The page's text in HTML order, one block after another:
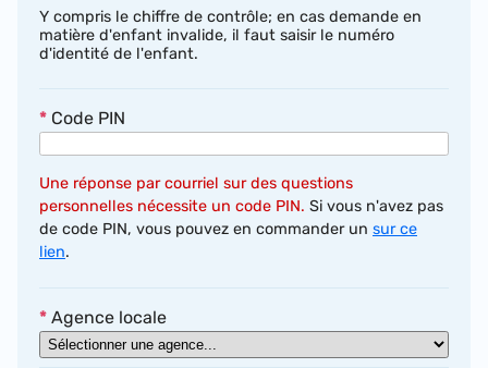
Y compris le chiffre de contrôle; en cas demande en
matière d'enfant invalide, il faut saisir le numéro
d'identité de l'enfant.
* Code PIN
Une réponse par courriel sur des questions
personnelles nécessite un code PIN. Si vous n'avez pas
de code PIN, vous pouvez en commander un sur ce
lien.
* Agence locale